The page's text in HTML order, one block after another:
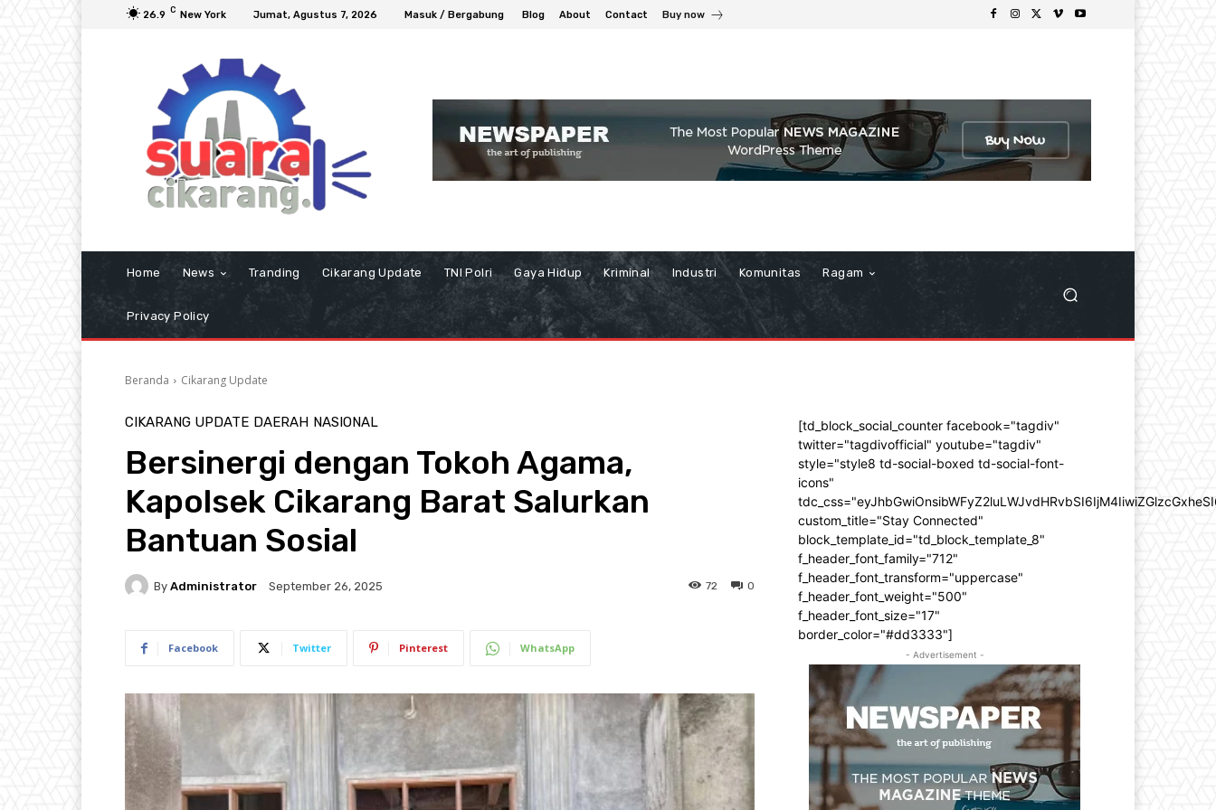
26.9 C New York Jumat, Agustus 7, 2026 Masuk / Bergabung Blog About Contact Buy now
Home News Tranding Cikarang Update TNI Polri Gaya Hidup Kriminal Industri Komunitas Ragam
Privacy Policy
Beranda Cikarang Update
CIKARANG UPDATE DAERAH NASIONAL
Bersinergi dengan Tokoh Agama,
Kapolsek Cikarang Barat Salurkan
Bantuan Sosial
By Administrator September 26, 2025 0
72
Facebook Twitter Pinterest WhatsApp
[td_block_social_counter facebook="tagdiv"
twitter="tagdivofficial" youtube="tagdiv"
style="style8 td-social-boxed td-social-font-
icons"
custom_title="Stay Connected"
block_template_id="td_block_template_8"
f_header_font_family="712"
f_header_font_transform="uppercase"
f_header_font_weight="500"
f_header_font_size="17"
border_color="#dd3333"]
- Advertisement -